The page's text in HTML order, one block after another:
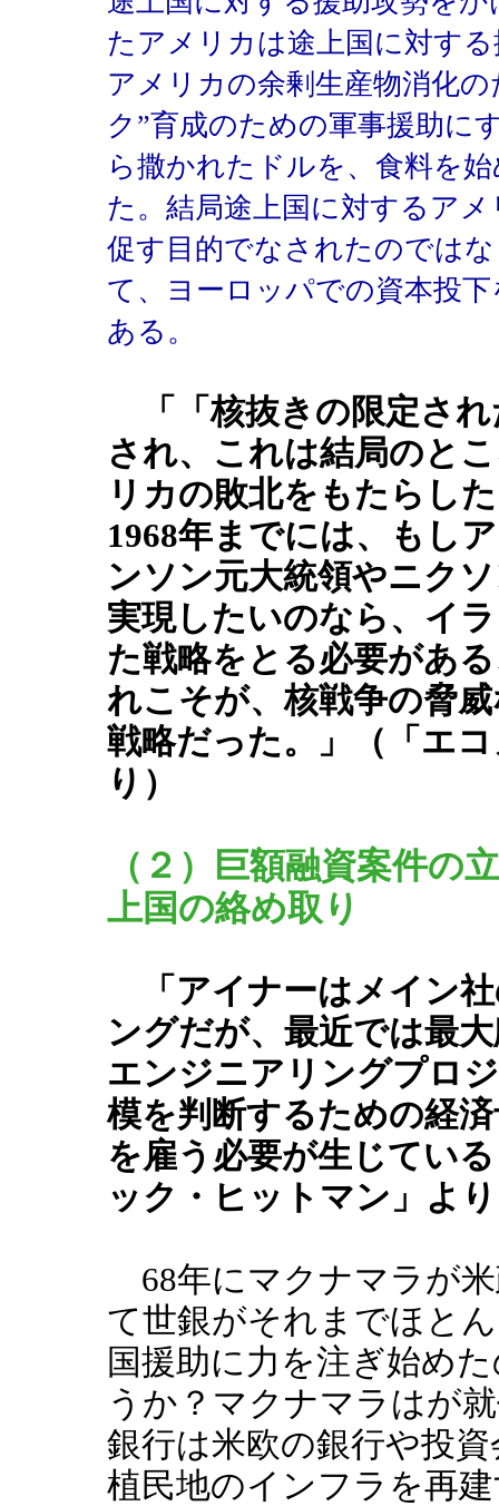
たアメリカは途上国に対す
アメリカの余剰生産物消化
ク”育成のための軍事援助に
ら撒かれたドルを、食料を
た。結局途上国に対するア
促す目的でなされたのでは
て、ヨーロッパでの資本投
ある。
「「核抜きの限定され
され、これは結局のと
リカの敗北をもたらし
1968年までには、もし
ンソン元大統領やニク
実現したいのなら、イ
た戦略をとる必要があ
れこそが、核戦争の脅
戦略だった。」（「エ
り）
（２）巨額融資案件の
上国の絡め取り
「アイナーはメイン
ングだが、最近では最
エンジニアリングプロ
模を判断するための経
を雇う必要が生じてい
ック・ヒットマン」よ
68年にマクナマラが米
て世銀がそれまでほと
国援助に力を注ぎ始め
うか？マクナマラはが
銀行は米欧の銀行や投
植民地のインフラを再